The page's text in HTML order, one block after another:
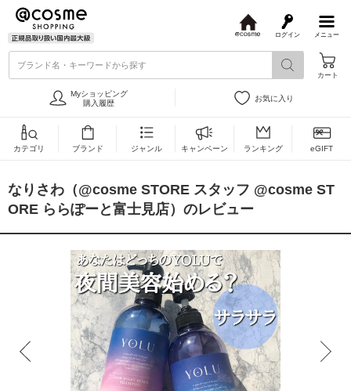
メニュー
ログイン
s
ブランド名・キーワードから探す
カート
Myショッピング
購入履歴
お気に入り
カテゴリ ブランド ジャンル キャンペーン ランキング eGIFT
なりさわ（@cosme STORE スタッフ @cosme ST
ORE ららぽーと富士見店）のレビュー